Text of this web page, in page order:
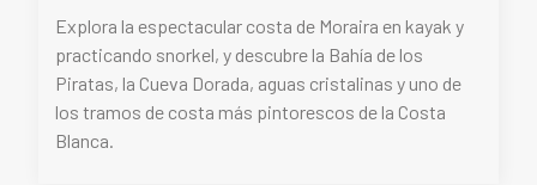
Explora la espectacular costa de Moraira en kayak y
practicando snorkel, y descubre la Bahía de los
Piratas, la Cueva Dorada, aguas cristalinas y uno de
los tramos de costa más pintorescos de la Costa
Blanca.